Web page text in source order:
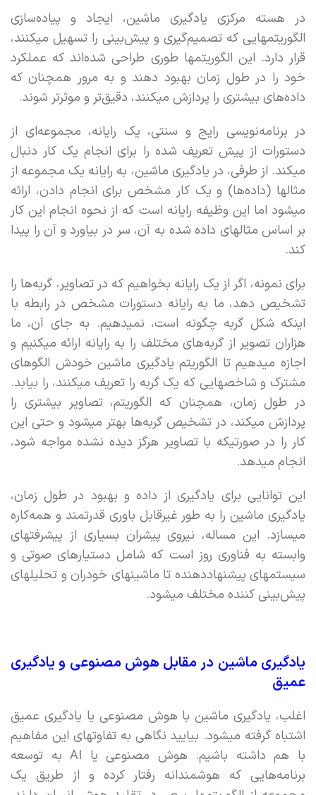
در هسته مرکزی یادگیری ماشین، ایجاد و پیاده‌سازی
الگوریتمهایی که تصمیم‌گیری و پیش‌بینی را تسهیل میکنند،
قرار دارد. این الگوریتمها طوری طراحی شده‌اند که عملکرد
خود را در طول زمان بهبود دهند و به مرور همچنان که
داده‌های بیشتری را پردازش میکنند، دقیق‌تر و موثرتر شوند.
در برنامه‌نویسی رایج و سنتی،‌ یک رایانه، مجموعه‌ای از
دستورات از پیش تعریف شده را برای انجام یک کار دنبال
میکند. از طرفی،‌ در یادگیری ماشین، به رایانه یک مجموعه از
مثالها (داده‌ها) و یک کار مشخص برای انجام دادن، ارائه
میشود اما این وظیفه رایانه است که از نحوه انجام این کار
بر اساس مثالهای داده شده به آن، سر در بیاورد و آن را پیدا
کند.
برای نمونه، اگر از یک رایانه بخواهیم که در تصاویر، گربه‌ها را
تشخیص دهد، ما به رایانه دستورات مشخص در رابطه با
اینکه شکل گربه چگونه است،‌ نمیدهیم. به جای آن، ما
هزاران تصویر از گربه‌های مختلف را به رایانه ارائه میکنیم و
اجازه میدهیم تا الگوریتم یادگیری ماشین خودش الگوهای
مشترک و شاخصهایی که یک گربه را تعریف میکنند، را بیابد.
در طول زمان، همچنان که الگوریتم، تصاویر بیشتری را
پردازش میکند، در تشخیص گربه‌ها بهتر میشود و حتی این
کار را در صورتیکه با تصاویر هرگز دیده نشده مواجه شود،
انجام میدهد.
این توانایی برای یادگیری از داده و بهبود در طول زمان،‌
یادگیری ماشین را به طور غیرقابل باوری قدرتمند و همه‌کاره
میسازد. این مساله، نیروی پیشران بسیاری از پیشرفتهای
وابسته به فناوری روز است که شامل دستیارهای صوتی و
سیستمهای پیشنهاددهنده تا ماشینهای خودران و تحلیلهای
پیش‌بینی کننده مختلف میشود.
یادگیری ماشین در مقابل هوش مصنوعی و یادگیری
عمیق
اغلب، یادگیری ماشین با هوش مصنوعی یا یادگیری عمیق
اشتباه گرفته میشود. بیایید نگاهی به تفاوتهای این مفاهیم
با هم داشته باشیم. هوش مصنوعی یا AI‌ به توسعه
برنامه‌هایی که هوشمندانه رفتار کرده و از طریق یک